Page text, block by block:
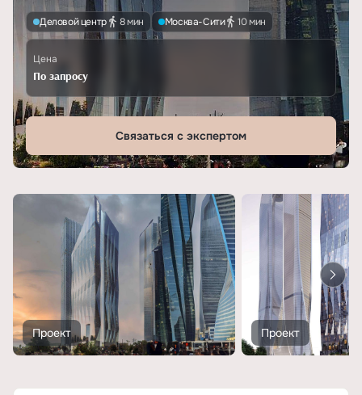
Деловой центр 8 мин Москва-Сити 10 мин
Цена
По запросу
Связаться с экспертом
Проект Проект